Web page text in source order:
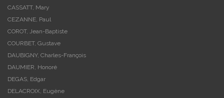
CASSATT, Mary
CEZANNE, Paul
COROT, Jean-Baptiste
COURBET, Gustave
DAUBIGNY, Charles-François
DAUMIER, Honoré
DEGAS, Edgar
DELACROIX, Eugène